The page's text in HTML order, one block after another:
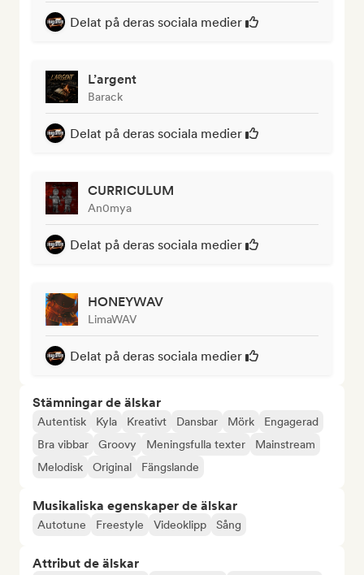
Delat på deras sociala medier
L’argent
Barack
Delat på deras sociala medier
CURRICULUM
An0mya
Delat på deras sociala medier
HONEYWAV
LimaWAV
Delat på deras sociala medier
Stämningar de älskar
Autentisk Kyla Kreativt Dansbar Mörk
Engagerad
Bra vibbar
Groovy Meningsfulla texter
Mainstream
Melodisk
Original Fängslande
Musikaliska egenskaper de älskar
Autotune Freestyle Videoklipp Sång
Attribut de älskar